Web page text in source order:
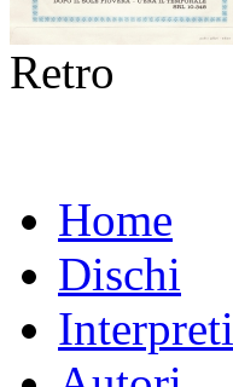
Retro
Home
Dischi
Interpreti